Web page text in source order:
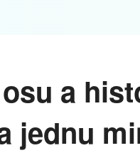
a
jednu